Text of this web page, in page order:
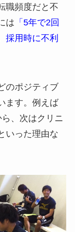
職頻度だと不
は 「5年で2回
採用時に不利
のポジティブ
ます。例えば
、次はクリニ
いった理由な